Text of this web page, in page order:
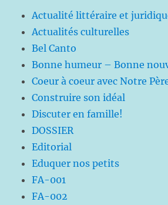
Actualité littéraire et
Actualités culturelles
Bel Canto
Bonne humeur – Bonne
Coeur à coeur avec Notre
Construire son idéal
Discuter en famille!
DOSSIER
Editorial
Eduquer nos petits
FA-001
FA-002